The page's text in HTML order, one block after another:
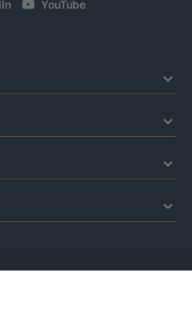
YouTube